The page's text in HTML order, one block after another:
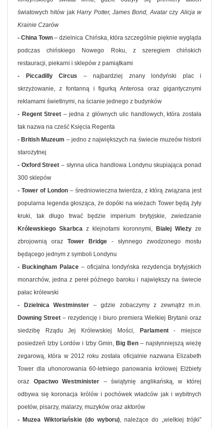
światowych hitów jakHarry Potter, James Bond, AvatarczyAlicja w
Krainie Czarów
- China Town– dzielnica Chińska, która szczególnie pięknie wygląda
podczas chińskiego Nowego Roku, z szeregiem chińskich
restauracji, piekarni i sklepów z pamiątkami
- Piccadilly Circus – najbardziej znany londyński plac i
skrzyżowanie, z fontanną i figurką Anterosa oraz gigantycznymi
reklamami świetlnymi, na ścianie jednego z budynków
- Regent Street – jedna z głównych ulic handlowych, która została
tak nazwa na cześć Księcia Regenta
- British Muzeum – jedno z największych na świecie muzeów historii
starożytnej
- Oxford Street – słynna ulica handlowa Londynu skupiająca ponad
300 sklepów
- Tower of London – średniowieczna twierdza, z którą związana jest
popularna legenda głosząca, że dopóki na wieżach Tower będą żyły
kruki, tak długo trwać będzie imperium brytyjskie, zwiedzanie
Królewskiego Skarbca z klejnotami koronnymi, Białej Wieży ze
zbrojownią oraz Tower Bridge - słynnego zwodzonego mostu
będącego jednym z symboli Londynu
- Buckingham Palace – oficjalna londyńska rezydencja brytyjskich
monarchów, jedna z pereł późnego baroku i największy na świecie
pałac królewski
- Dzielnica Westminster – gdzie zobaczymy z zewnątrz m.in.
Downing Street – rezydencję i biuro premiera Wielkiej Brytanii oraz
siedzibę Rządu Jej Królewskiej Mości,
Parlament- miejsce
posiedzeń Izby Lordów i Izby Gmin, Big Ben – najsłynniejszą wieżę
zegarową, która w 2012 roku została oficjalnie nazwana Elizabeth
Tower dla uhonorowania 60-letniego panowania królowej Elżbiety
oraz Opactwo Westminister – świątynię anglikańską, w której
odbywa się koronacja królów i pochówek władców jak i wybitnych
poetów, pisarzy, malarzy, muzyków oraz aktorów
- Muzea Wiktoriańskie (do wyboru), należące do „wielkiej trójki”